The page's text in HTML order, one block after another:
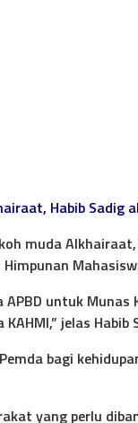
Habib Sadig
muda
untuk
jelas
bagi
yang perlu